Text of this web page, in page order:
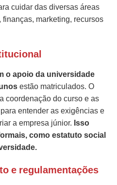
cuidar das diversas áreas
marketing, recursos
o apoio da universidade
estão matriculados. O
coordenação do curso e as
entender as exigências e
a empresa júnior. Isso
como estatuto social
e regulamentações